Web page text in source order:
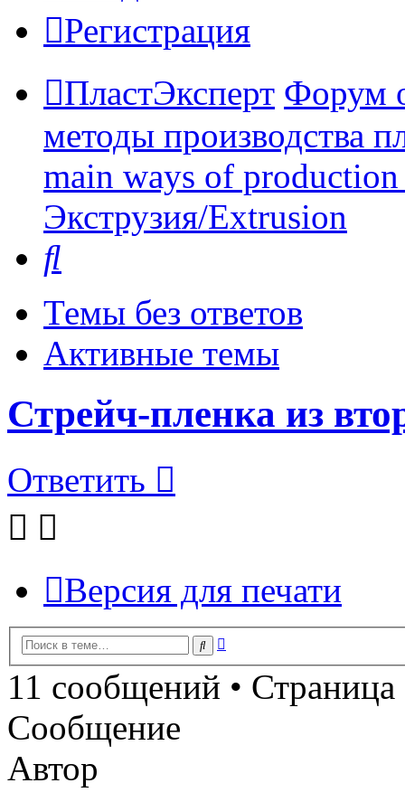
Регистрация
ПластЭксперт Форум
методы производства
main ways of
Экструзия/Extrusion
Темы без ответов
Активные темы
Стрейч-пленка из
Ответить
Версия для печати
Поиск
11 сообщений • Страница
Сообщение
Автор